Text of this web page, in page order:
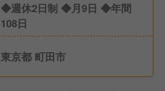
◆週休2日制 ◆月9日 ◆年間
108日
東京都 町田市